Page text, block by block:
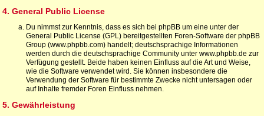
4. General Public License
Du nimmst zur Kenntnis, dass es sich bei phpBB um eine unter der
General Public License (GPL) bereitgestellten Foren-Software der phpBB
Group (www.phpbb.com) handelt; deutschsprachige Informationen
werden durch die deutschsprachige Community unter www.phpbb.de zur
Verfügung gestellt. Beide haben keinen Einfluss auf die Art und Weise,
wie die Software verwendet wird. Sie können insbesondere die
Verwendung der Software für bestimmte Zwecke nicht untersagen oder
auf Inhalte fremder Foren Einfluss nehmen.
5. Gewährleistung